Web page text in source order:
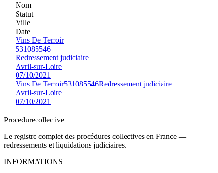
Nom
Statut
Ville
Date
Vins De Terroir
531085546
Redressement judiciaire
Avril-sur-Loire
07/10/2021
Vins De Terroir531085546Redressement judiciaire
Avril-sur-Loire
07/10/2021
Procedurecollective
Le registre complet des procédures collectives en France —
redressements et liquidations judiciaires.
INFORMATIONS